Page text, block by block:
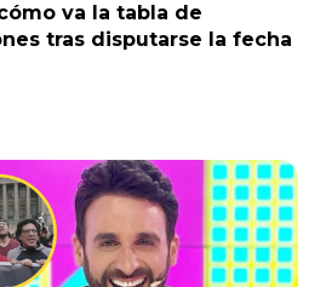
va la tabla de
tras disputarse la fecha